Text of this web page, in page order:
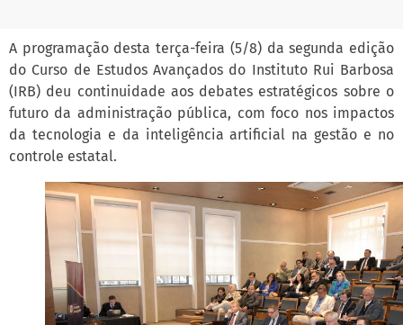
A programação desta terça-feira (5/8) da segunda edição
do Curso de Estudos Avançados do Instituto Rui Barbosa
(IRB) deu continuidade aos debates estratégicos sobre o
futuro da administração pública, com foco nos impactos
da tecnologia e da inteligência artificial na gestão e no
controle estatal.